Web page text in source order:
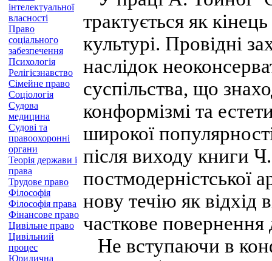
інтелектуальної
власності
Право
соціального
забезпечення
Психологія
Релігієзнавство
Сімейне право
Соціологія
Судова
медицина
Судові та
правоохоронні
органи
Теорія держави і
права
Трудове право
Філософія
Філософія права
Фінансове право
Цивільне право
Цивільний
процес
Юридична
трактується як
культурі. Провідні
наслідок
суспільства, що
конформізмі та
широкої
після виходу книги
постмодерністської
нову течію як відхід
часткове повернення
Не вступаючи в